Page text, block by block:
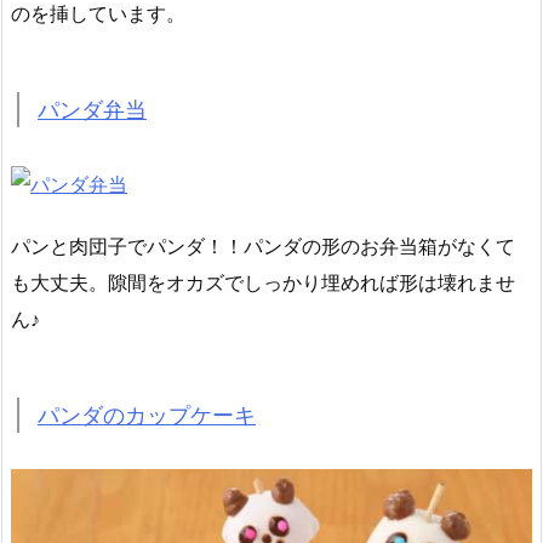
のを挿しています。
パンダ弁当
パンと肉団子でパンダ！！パンダの形のお弁当箱がなくて
も大丈夫。隙間をオカズでしっかり埋めれば形は壊れませ
ん♪
パンダのカップケーキ